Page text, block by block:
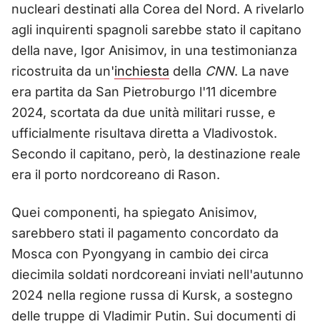
nucleari destinati alla Corea del Nord. A rivelarlo
agli inquirenti spagnoli sarebbe stato il capitano
della nave, Igor Anisimov, in una testimonianza
ricostruita da un'inchiesta della CNN. La nave
era partita da San Pietroburgo l'11 dicembre
2024, scortata da due unità militari russe, e
ufficialmente risultava diretta a Vladivostok.
Secondo il capitano, però, la destinazione reale
era il porto nordcoreano di Rason.
Quei componenti, ha spiegato Anisimov,
sarebbero stati il pagamento concordato da
Mosca con Pyongyang in cambio dei circa
diecimila soldati nordcoreani inviati nell'autunno
2024 nella regione russa di Kursk, a sostegno
delle truppe di Vladimir Putin. Sui documenti di